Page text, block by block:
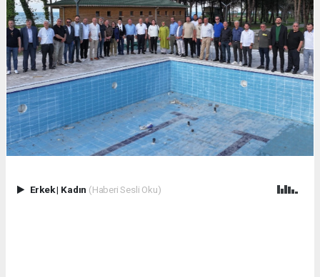
Erkek| Kadın (Haberi Sesli Oku)